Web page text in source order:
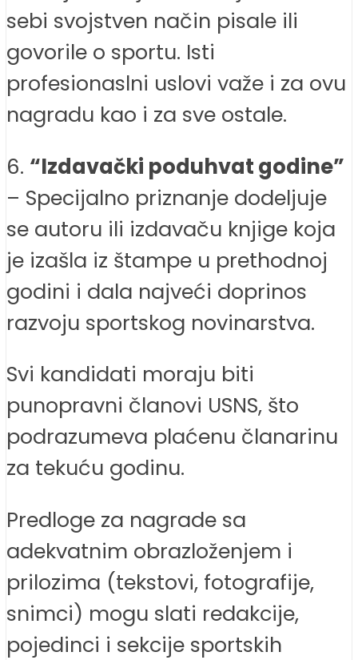
sebi svojstven način pisale ili
govorile o sportu. Isti
profesionaslni uslovi važe i za ovu
nagradu kao i za sve ostale.
6. “Izdavački poduhvat godine”
– Specijalno priznanje dodeljuje
se autoru ili izdavaču knjige koja
je izašla iz štampe u prethodnoj
godini i dala najveći doprinos
razvoju sportskog novinarstva.
Svi kandidati moraju biti
punopravni članovi USNS, što
podrazumeva plaćenu članarinu
za tekuću godinu.
Predloge za nagrade sa
adekvatnim obrazloženjem i
prilozima (tekstovi, fotografije,
snimci) mogu slati redakcije,
pojedinci i sekcije sportskih